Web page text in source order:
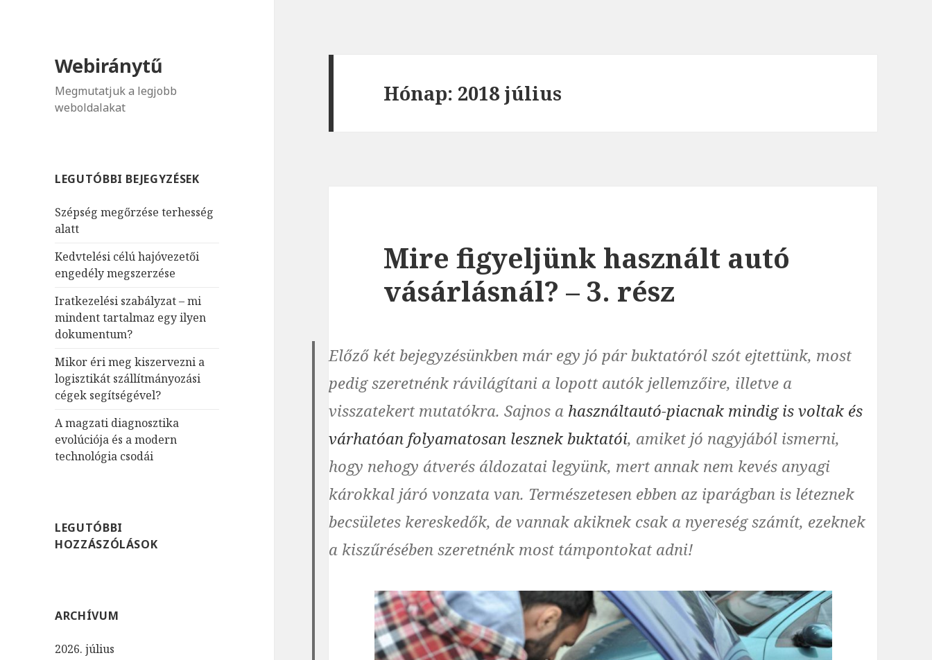
Webiránytű
Megmutatjuk a legjobb
weboldalakat
LEGUTÓBBI BEJEGYZÉSEK
Szépség megőrzése terhesség
alatt
Kedvtelési célú hajóvezetői
engedély megszerzése
Iratkezelési szabályzat – mi
mindent tartalmaz egy ilyen
dokumentum?
Mikor éri meg kiszervezni a
logisztikát szállítmányozási
cégek segítségével?
A magzati diagnosztika
evolúciója és a modern
technológia csodái
LEGUTÓBBI
HOZZÁSZÓLÁSOK
ARCHÍVUM
2026. július
Hónap: 2018 július
Mire figyeljünk használt autó
vásárlásnál? – 3. rész
Előző két bejegyzésünkben már egy jó pár buktatóról szót ejtettünk, most
pedig szeretnénk rávilágítani a lopott autók jellemzőire, illetve a
visszatekert mutatókra. Sajnos a használtautó-piacnak mindig is voltak és
várhatóan folyamatosan lesznek buktatói, amiket jó nagyjából ismerni,
hogy nehogy átverés áldozatai legyünk, mert annak nem kevés anyagi
károkkal járó vonzata van. Természetesen ebben az iparágban is léteznek
becsületes kereskedők, de vannak akiknek csak a nyereség számít, ezeknek
a kiszűrésében szeretnénk most támpontokat adni!